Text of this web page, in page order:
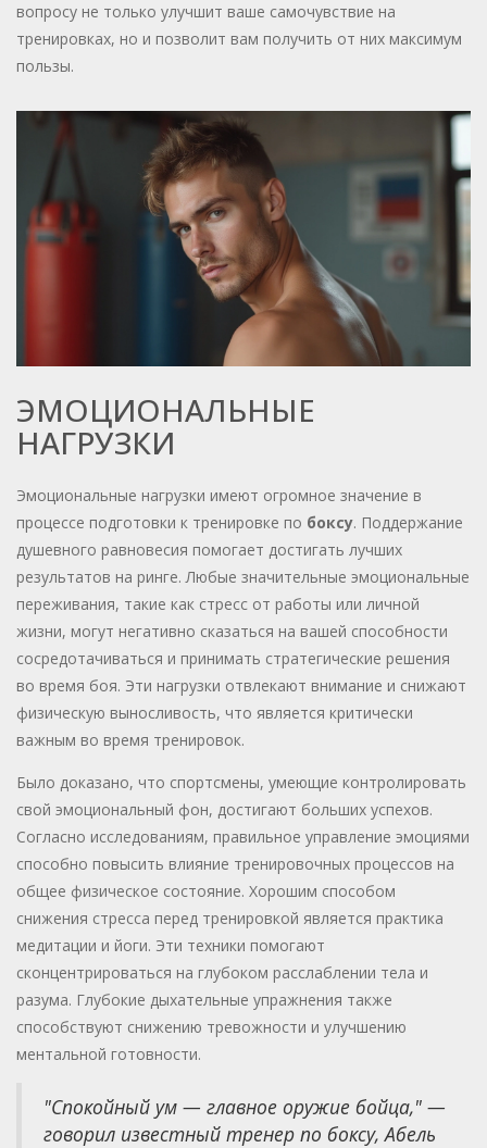
вопросу не только улучшит ваше самочувствие на
тренировках, но и позволит вам получить от них максимум
пользы.
ЭМОЦИОНАЛЬНЫЕ
НАГРУЗКИ
Эмоциональные нагрузки имеют огромное значение в
процессе подготовки к тренировке по боксу. Поддержание
душевного равновесия помогает достигать лучших
результатов на ринге. Любые значительные эмоциональные
переживания, такие как стресс от работы или личной
жизни, могут негативно сказаться на вашей способности
сосредотачиваться и принимать стратегические решения
во время боя. Эти нагрузки отвлекают внимание и снижают
физическую выносливость, что является критически
важным во время тренировок.
Было доказано, что спортсмены, умеющие контролировать
свой эмоциональный фон, достигают больших успехов.
Согласно исследованиям, правильное управление эмоциями
способно повысить влияние тренировочных процессов на
общее физическое состояние. Хорошим способом
снижения стресса перед тренировкой является практика
медитации и йоги. Эти техники помогают
сконцентрироваться на глубоком расслаблении тела и
разума. Глубокие дыхательные упражнения также
способствуют снижению тревожности и улучшению
ментальной готовности.
"Спокойный ум — главное оружие бойца," —
говорил известный тренер по боксу, Абель